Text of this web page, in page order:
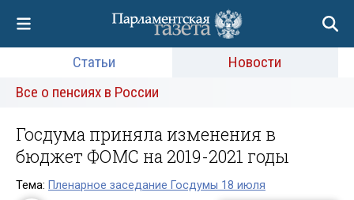
Статьи
Новости
Все о пенсиях в России
Госдума приняла изменения в
бюджет ФОМС на 2019-2021 годы
Тема: Пленарное заседание Госдумы 18 июля